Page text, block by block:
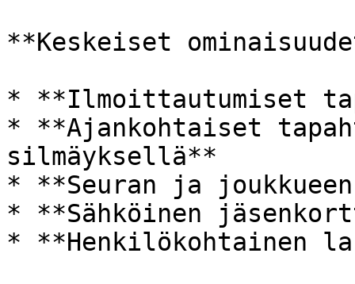
**Keskeiset
* **Ilmoittautumiset
* **Ajankohtaiset
silmäyksellä**
* **Seuran ja
* **Sähköinen
* **Henkilökohtainen